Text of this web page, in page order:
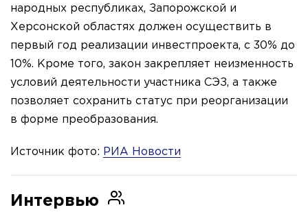
народных республиках, Запорожской и
Херсонской областях должен осуществить в
первый год реализации инвестпроекта, с 30% до
10%. Кроме того, закон закрепляет неизменность
условий деятельности участника СЭЗ, а также
позволяет сохранить статус при реорганизации
в форме преобразования.
Источник фото: РИА Новости
Интервью